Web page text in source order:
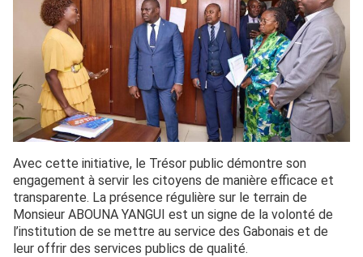
Avec cette initiative, le Trésor public démontre son
engagement à servir les citoyens de manière efficace et
transparente. La présence régulière sur le terrain de
Monsieur ABOUNA YANGUI est un signe de la volonté de
l’institution de se mettre au service des Gabonais et de
leur offrir des services publics de qualité.